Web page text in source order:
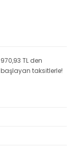
970,93 TL den
başlayan taksitlerle!